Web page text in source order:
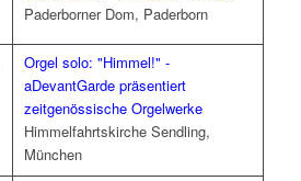
Paderborner Dom, Paderborn
Orgel solo: "Himmel!" -
aDevantGarde präsentiert
zeitgenössische Orgelwerke
Himmelfahrtskirche Sendling,
München